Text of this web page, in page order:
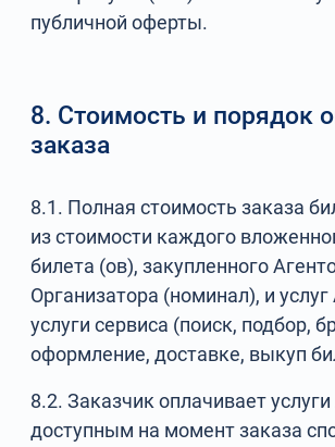
публичной оферты.
8. Стоимость и порядок
заказа
8.1. Полная стоимость заказа
из стоимости каждого
билета (ов), закупленного
Организатора (номинал), и услуг
услуги сервиса (поиск, подбор,
оформление, доставке, выкуп
8.2. Заказчик оплачивает
доступным на момент заказа